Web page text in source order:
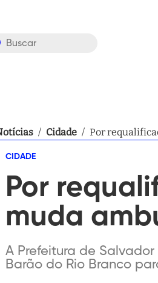
/ Cidade / Por
CIDADE
Por
muda
A Prefeitura de
Barão do Rio Branco